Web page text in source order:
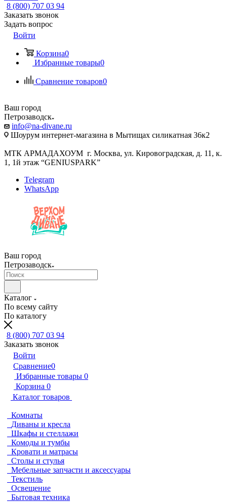
8 (800) 707 03 94
Заказать звонок
Задать вопрос
Войти
Корзина0
Избранные товары0
Сравнение товаров0
Ваш город
Петрозаводск
info@na-divane.ru
Шоурум интернет-магазина в Мытищах силикатная 36к2
МТК АРМАДАХОУМ г. Москва, ул. Кировоградская, д. 11, к.
1, 1й этаж “GENIUSPARK”
Telegram
WhatsApp
Ваш город
Петрозаводск
Каталог
По всему сайту
По каталогу
8 (800) 707 03 94
Заказать звонок
Войти
Сравнение0
Избранные товары 0
Корзина 0
Каталог товаров
Комнаты
Диваны и кресла
Шкафы и стеллажи
Комоды и тумбы
Кровати и матрасы
Столы и стулья
Мебельные запчасти и аксессуары
Текстиль
Освещение
Бытовая техника